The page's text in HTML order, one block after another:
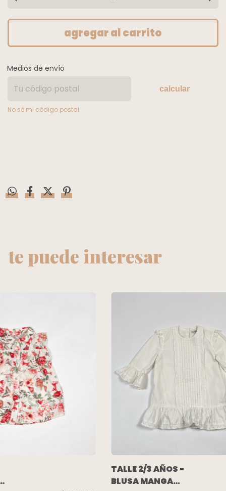
Medios de envío
calcular
No sé mi código postal
te puede interesar
TALLE 2/3 AÑOS -
BLUSA MANGA